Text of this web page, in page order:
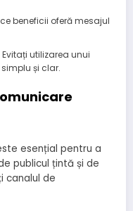
beneficii oferă mesajul
Evitați utilizarea unui
și clar.
esențial pentru a
publicul țintă și de
canalul de